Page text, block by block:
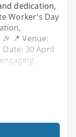
dedication,
Worker’s Day
📍 Venue:
Date: 30 April